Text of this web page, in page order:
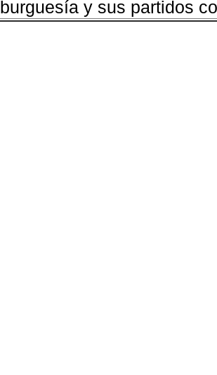
burguesía y sus partidos